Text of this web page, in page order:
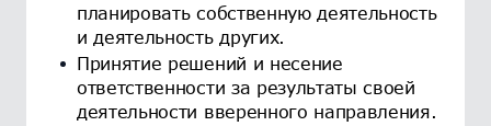
планировать собственную деятельность
и деятельность других.
Принятие решений и несение
ответственности за результаты своей
деятельности вверенного направления.